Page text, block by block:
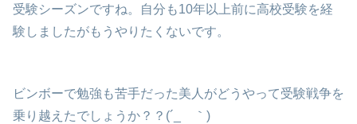
受験シーズンですね。自分も10年以上前に高校受験を経
験しましたがもうやりたくないです。
ビンボーで勉強も苦手だった美人がどうやって受験戦争を
乗り越えたでしょうか？？(´_ゝ｀)